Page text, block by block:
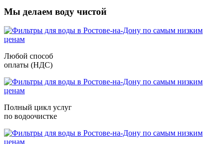
Мы делаем воду чистой
Любой способ
оплаты (НДС)
Полный цикл услуг
по водоочистке